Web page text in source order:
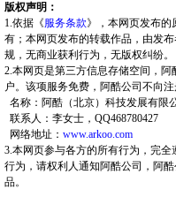
版权声明：
1.依据《服务条款》，本网页发布的
有；本网页发布的转载作品，由发
规，无商业获利行为，无版权纠纷。
2.本网页是第三方信息存储空间，
户。该项服务免费，阿酷公司不向注
名称：阿酷（北京）科技发展有限
联系人：李女士，QQ468780427
网络地址： www.arkoo.com
3.本网页参与各方的所有行为，完全
行为，请权利人通知阿酷公司，阿
品。